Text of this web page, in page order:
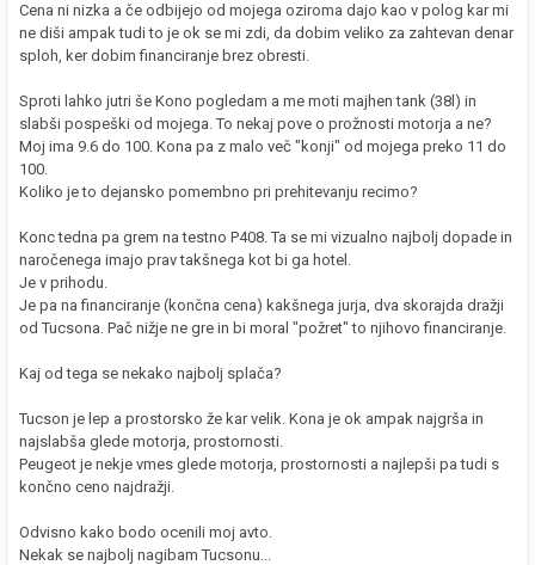
Cena ni nizka a če odbijejo od mojega oziroma dajo kao v polog kar mi
ne diši ampak tudi to je ok se mi zdi, da dobim veliko za zahtevan denar
sploh, ker dobim financiranje brez obresti.
Sproti lahko jutri še Kono pogledam a me moti majhen tank (38l) in
slabši pospeški od mojega. To nekaj pove o prožnosti motorja a ne?
Moj ima 9.6 do 100. Kona pa z malo več "konji" od mojega preko 11 do
100.
Koliko je to dejansko pomembno pri prehitevanju recimo?
Konc tedna pa grem na testno P408. Ta se mi vizualno najbolj dopade in
naročenega imajo prav takšnega kot bi ga hotel.
Je v prihodu.
Je pa na financiranje (končna cena) kakšnega jurja, dva skorajda dražji
od Tucsona. Pač nižje ne gre in bi moral "požret" to njihovo financiranje.
Kaj od tega se nekako najbolj splača?
Tucson je lep a prostorsko že kar velik. Kona je ok ampak najgrša in
najslabša glede motorja, prostornosti.
Peugeot je nekje vmes glede motorja, prostornosti a najlepši pa tudi s
končno ceno najdražji.
Odvisno kako bodo ocenili moj avto.
Nekak se najbolj nagibam Tucsonu...